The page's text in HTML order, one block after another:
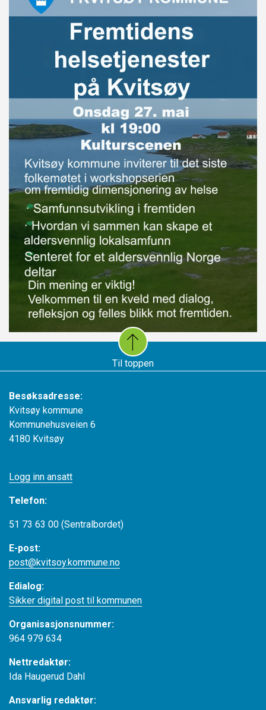
Til toppen
Besøksadresse:
Kvitsøy kommune
Kommunehusveien 6
4180 Kvitsøy
Logg inn ansatt
Telefon:
51 73 63 00 (Sentralbordet)
E-post:
post@kvitsoy.kommune.no
Edialog:
Sikker digital post til kommunen
Organisasjonsnummer:
964 979 634
Nettredaktør:
Ida Haugerud Dahl
Ansvarlig redaktør: